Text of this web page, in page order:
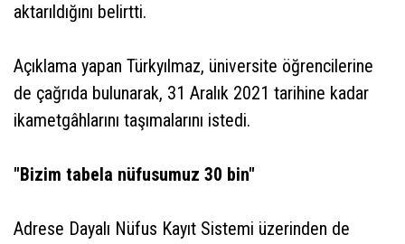
aktarıldığını belirtti.
Açıklama yapan Türkyılmaz, üniversite öğrencilerine
de çağrıda bulunarak, 31 Aralık 2021 tarihine kadar
ikametgâhlarını taşımalarını istedi.
"Bizim tabela nüfusumuz 30 bin"
Adrese Dayalı Nüfus Kayıt Sistemi üzerinden de